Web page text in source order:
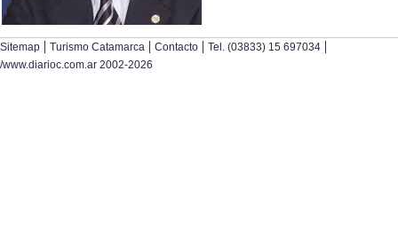
Sitemap | Turismo Catamarca | Contacto | Tel. (03833) 15 697034 |
/www.diarioc.com.ar 2002-2026